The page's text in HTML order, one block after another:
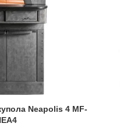
Neapolis 4 MF-